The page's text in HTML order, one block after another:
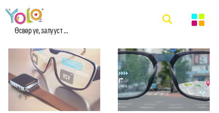
Өсвөр үе, залууст ...
#META МЭДЭЭ